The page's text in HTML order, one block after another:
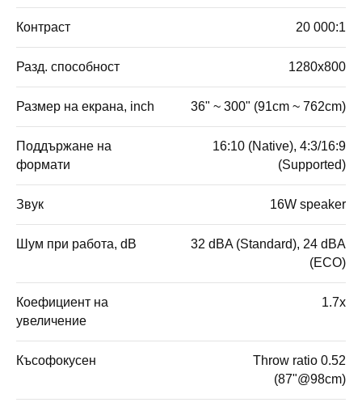
Контраст 20 000:1
Разд. способност 1280x800
Размер на екрана, inch 36" ~ 300" (91cm ~ 762cm)
Поддържане на
формати
16:10 (Native), 4:3/16:9
(Supported)
Звук 16W speaker
Шум при работа, dB
32 dBA (Standard), 24 dBA
(ECO)
Коефициент на
увеличение
1.7x
Късофокусен
Throw ratio 0.52
(87"@98cm)